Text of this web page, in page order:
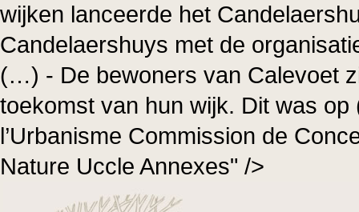
wijken lanceerde het
Candelaershuys met de
(…) - De bewoners van Calevoet
toekomst van hun wijk. Dit was
l’Urbanisme Commission de
Nature Uccle Annexes" />